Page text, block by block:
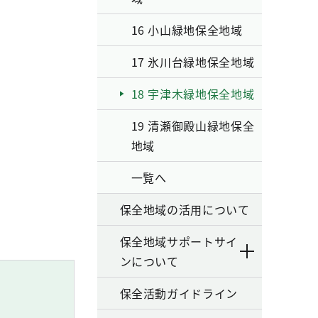
16 小山緑地保全地域
17 氷川台緑地保全地域
18 宇津木緑地保全地域
19 清瀬御殿山緑地保全
地域
一覧へ
保全地域の活用について
保全地域サポートサイ
ンについて
保全活動ガイドライン